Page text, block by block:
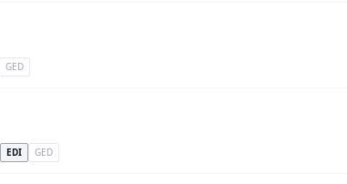
GED
EDI GED